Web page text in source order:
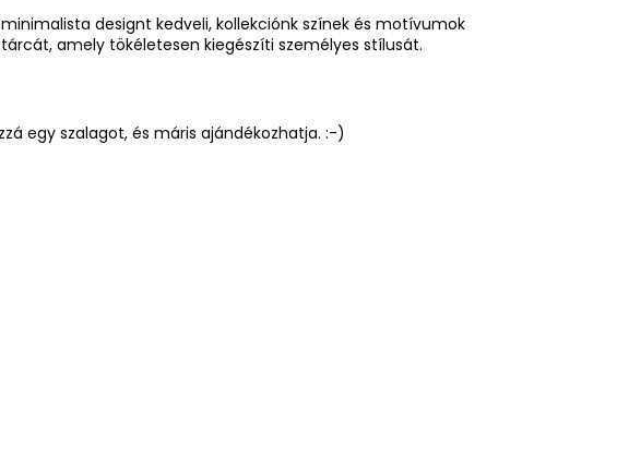
designt kedveli, kollekciónk színek és motívumok
amely tökéletesen kiegészíti személyes stílusát.
egy szalagot, és máris ajándékozhatja. :-)